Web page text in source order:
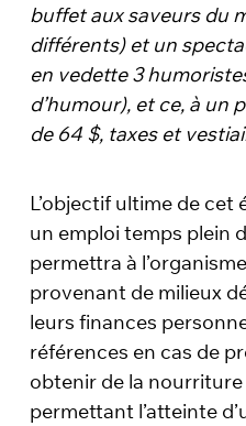
buffet aux saveurs du
différents) et un
en vedette 3
d’humour), et ce, à un
de 64 $, taxes et
L’objectif ultime de
un emploi temps plein
permettra à
provenant de milieux
leurs finances
références en cas de
obtenir de la
permettant l’atteinte